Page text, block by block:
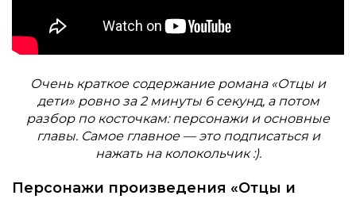
Очень краткое содержание романа «Отцы и
дети» ровно за 2 минуты 6 секунд, а потом
разбор по косточкам: персонажи и основные
главы. Самое главное — это подписаться и
нажать на колокольчик :).
Персонажи произведения «Отцы и